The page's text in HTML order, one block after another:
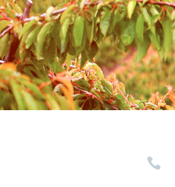
